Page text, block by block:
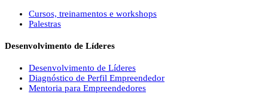
Cursos, treinamentos e workshops
Palestras
Desenvolvimento de Líderes
Desenvolvimento de Líderes
Diagnóstico de Perfil Empreendedor
Mentoria para Empreendedores